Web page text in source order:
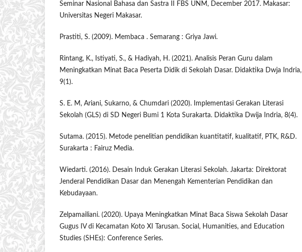
Seminar Nasional Bahasa dan Sastra II FBS UNM, December 2017. Makasar:
Universitas Negeri Makasar.
Prastiti, S. (2009). Membaca . Semarang : Griya Jawi.
Rintang, K., Istiyati, S., & Hadiyah, H. (2021). Analisis Peran Guru dalam
Meningkatkan Minat Baca Peserta Didik di Sekolah Dasar. Didaktika Dwja Indria,
9(1).
S. E. M, Ariani, Sukarno, & Chumdari (2020). Implementasi Gerakan Literasi
Sekolah (GLS) di SD Negeri Bumi 1 Kota Surakarta. Didaktika Dwija Indria, 8(4).
Sutama. (2015). Metode penelitian pendidikan kuantitatif, kualitatif, PTK, R&D.
Surakarta : Fairuz Media.
Wiedarti. (2016). Desain Induk Gerakan Literasi Sekolah. Jakarta: Direktorat
Jenderal Pendidikan Dasar dan Menengah Kementerian Pendidikan dan
Kebudayaan.
Zelpamailiani. (2020). Upaya Meningkatkan Minat Baca Siswa Sekolah Dasar
Gugus IV di Kecamatan Koto XI Tarusan. Social, Humanities, and Education
Studies (SHEs): Conference Series.